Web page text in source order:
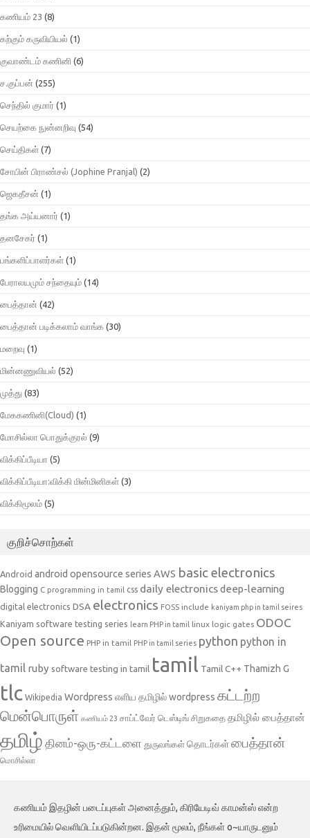
கணியம் 23 (8)
கற்கும் கருவியியல் (1)
குவாண்டம் கணினி (6)
ச.குப்பன் (255)
செந்தில் குமார் (1)
செயற்கை நுன்னறிவு (54)
செய்திகள் (7)
சோபின் பிராண்சல் (Jophine Pranjal) (2)
ஜெகதீசன் (1)
தங்க அய்யனார் (1)
தனசேகர் (1)
பங்களிப்பாளர்கள் (1)
பேராலயமும் சந்தையும் (14)
பைத்தான் (42)
பைத்தான் படிக்கலாம் வாங்க (30)
மறைவு (1)
மின்னணுவியல் (52)
முத்து (83)
மேககணினி(Cloud) (1)
மோசில்லா பொதுக்குரல் (9)
விக்கிப்பீடியா (5)
விக்கிப்பீடியா:விக்கி மின்மினிகள் (3)
விக்கிமூலம் (5)
குறிச்சொற்கள்
Android android opensource series AWS basic electronics
Blogging C programming in tamil css daily electronicsdeep-learning
digital electronics DSA electronics FOSS include kaniyam php in tamil seires
Kaniyam software testing series learn PHP in tamil linux logic gates ODOC
Open source PHP in tamil PHP in tamil series python python in
tamil ruby software testing in tamil tamil Tamil C++ Thamizh G
tlc Wikipedia Wordpress எளிய தமிழில் wordpress கட்டற்ற
மென்பொருள் கணியம் 23 சாப்ட்வேர் டெஸ்டிங் சிறுகதை தமிழில் பைத்தான்
தமிழ் தினம்-ஒரு-கட்டளை துருவங்கள் தொடர்கள்பைத்தான்
மொசில்லா
கணியம் இதழின் படைப்புகள் அனைத்தும், கிரியேடிவ் காமன்ஸ் என்ற
உரிமையில் வெளியிடப்படுகின்றன. இதன் மூலம், நீங்கள் o~யாருடனும்